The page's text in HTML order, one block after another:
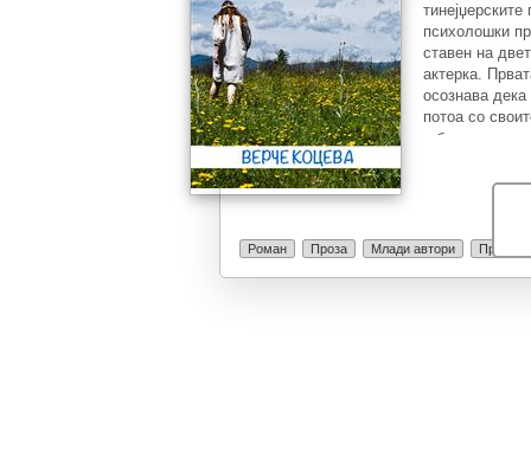
Роман Проза Млади автори Проект
психолошки
ставен на
актерка.
осознава
потоа со
е баш
помеѓу таа
таквата